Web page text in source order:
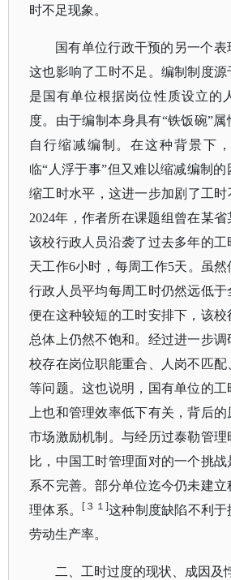
时不足现象。
国有单位行政干预的另一个表
这也影响了工时不足。编制制度源
是国有单位根据岗位性质设立的
度。由于编制本身具有“铁饭碗”
自行缩减编制。在这种背景下
临“人浮于事”但又难以缩减编制
缩工时水平，这进一步加剧了工时
2024年，作者所在课题组曾在某省
该校行政人员沿袭了过去多年的
天工作6小时，每周工作5天。虽
行政人员平均每周工时仍然远低于
便在这种较短的工时安排下，该
总体上仍然不饱和。经过进一步
校存在岗位职能重合、人岗不匹配
等问题。这也说明，国有单位的
上也和管理效率低下有关，背后
市场激励机制。与经历过泰勒管理
比，中国工时管理面对的一个挑
系不完善。部分单位迄今仍未建
理体系。[３１]这种制度缺陷不利
劳动生产率。
二、工时过度的现状、成因及